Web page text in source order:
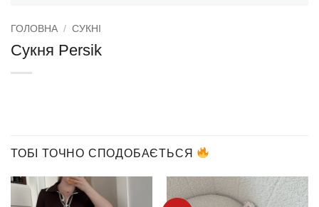
ГОЛОВНА / СУКНІ
Сукня Persik
ТОБІ ТОЧНО СПОДОБАЄТЬСЯ